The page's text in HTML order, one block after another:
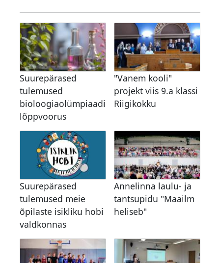
Suurepärased
tulemused
bioloogiaolümpiaadi
lõppvoorus
"Vanem kooli"
projekt viis 9.a klassi
Riigikokku
Suurepärased
tulemused meie
õpilaste isikliku hobi
valdkonnas
Annelinna laulu- ja
tantsupidu "Maailm
heliseb"